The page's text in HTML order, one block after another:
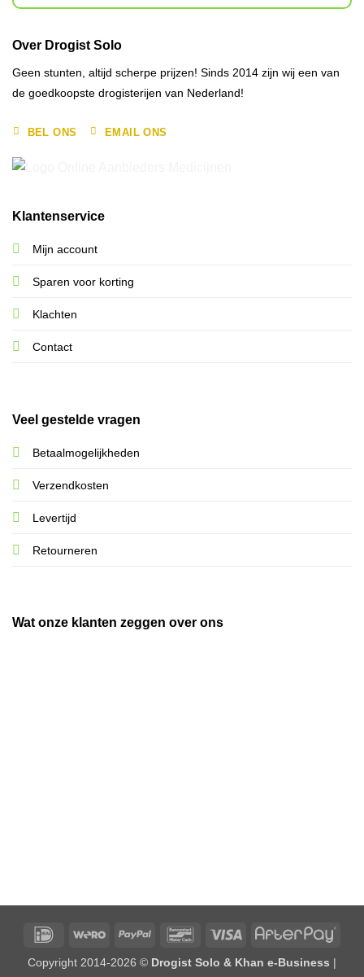
Over Drogist Solo
Geen stunten, altijd scherpe prijzen! Sinds 2014 zijn wij een van
de goedkoopste drogisterijen van Nederland!
BEL ONS EMAIL ONS
Klantenservice
Mijn account
Sparen voor korting
Klachten
Contact
Veel gestelde vragen
Betaalmogelijkheden
Verzendkosten
Levertijd
Retourneren
Wat onze klanten zeggen over ons
IDeal Wero PayPal BancontactVisa
Copyright 2014-2026 © Drogist Solo & Khan e-Business |